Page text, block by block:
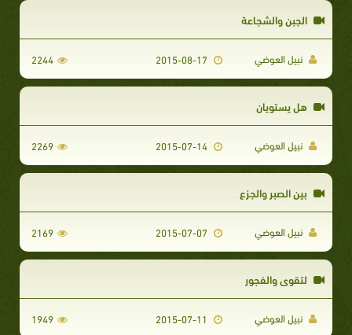
الجبن والشجاعة
نبيل العوضي 2244
هل يستويان
نبيل العوضي 2269
بين الصبر والجزع
نبيل العوضي 2169
لتقوى والفجور
نبيل العوضي 1949